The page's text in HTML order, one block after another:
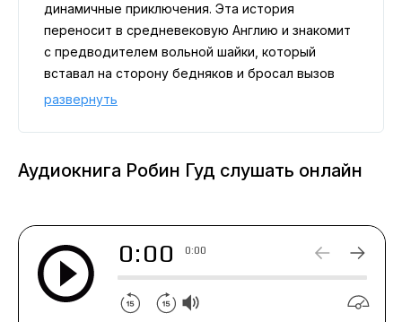
динамичные приключения. Эта история
переносит в средневековую Англию и знакомит
с предводителем вольной шайки, который
вставал на сторону бедняков и бросал вызов
жадным богачам и властям. Вместе с храбрым
через захватывающие авантюры, увидите яркие
оцените остроумные шутки.
развернуть
Аудиокнига Робин Гуд слушать онлайн
0:00 0:00